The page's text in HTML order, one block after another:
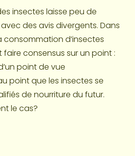
insectes laisse peu de
des avis divergents. Dans
consommation d’insectes
consensus sur un point :
point de vue
point que les insectes se
de nourriture du futur.
le cas?